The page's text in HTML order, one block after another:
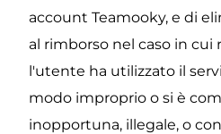
account Teamooky, e di
al rimborso nel caso in cui
l'utente ha utilizzato il
modo improprio o si è
inopportuna, illegale, o